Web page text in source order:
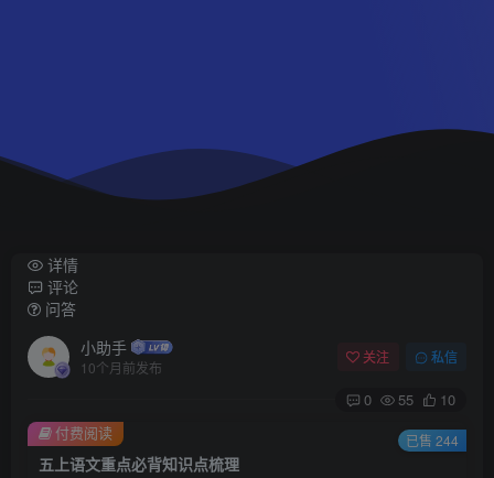
详情
评论
问答
小助手
10个月前发布
关注 私信
0 55 10
五上语文重点必背知识点梳理
付费阅读 已售 244